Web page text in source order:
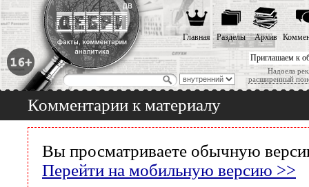
Приглашаем к
Надоела
расширенный
Главная Разделы Архив
Комментарии к материалу
Вы просматриваете обычную
Перейти на мобильную версию >>